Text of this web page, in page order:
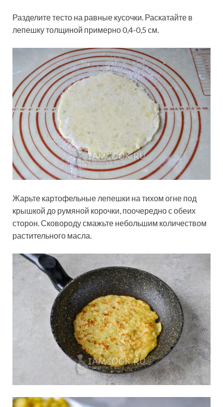
Разделите тесто на равные кусочки. Раскатайте в
лепешку толщиной примерно 0,4-0,5 см.
Жарьте картофельные лепешки на тихом огне под
крышкой до румяной корочки, поочередно с обеих
сторон. Сковороду смажьте небольшим количеством
растительного масла.